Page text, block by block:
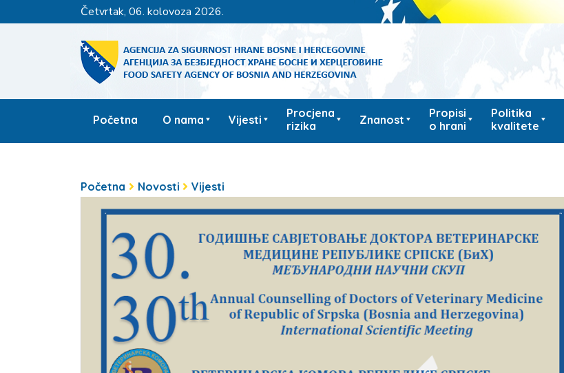
četvrtak, 06. kolovoza 2026.
Početna O nama Vijesti
Procjena
rizika
Znanost
Propisi
o hrani
Politika
kvalitete
Početna Novosti Vijesti